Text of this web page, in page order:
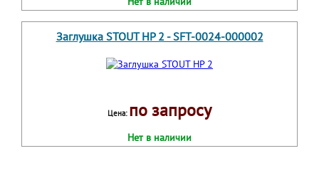
Заглушка STOUT НР 2 - SFT-0024-000002
Цена: по запросу
Нет в наличии